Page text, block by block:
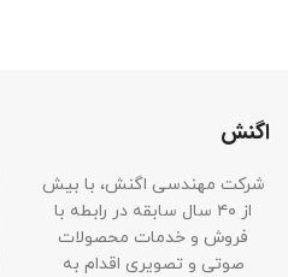
اگنش
شرکت مهندسی اگنش، با بیش
از ۴۰ سال سابقه در رابطه با
فروش و خدمات محصولات
صوتی و تصویری اقدام به